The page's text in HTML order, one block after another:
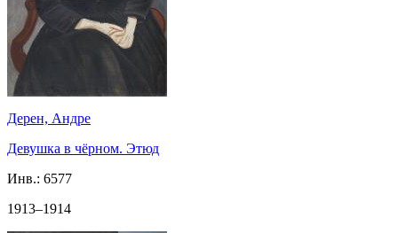
Дерен, Андре
Девушка в чёрном. Этюд
Инв.: 6577
1913–1914